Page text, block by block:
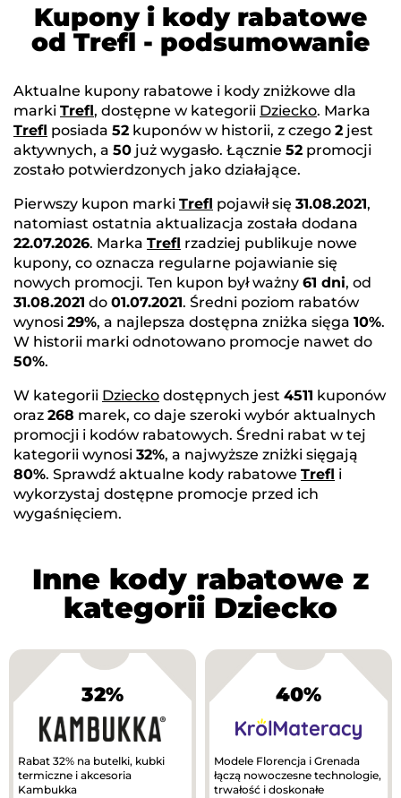
Kupony i kody rabatowe
od Trefl - podsumowanie
Aktualne kupony rabatowe i kody zniżkowe dla
marki Trefl, dostępne w kategorii Dziecko. Marka
Trefl posiada 52 kuponów w historii, z czego 2 jest
aktywnych, a 50 już wygasło. Łącznie 52 promocji
zostało potwierdzonych jako działające.
Pierwszy kupon marki Trefl pojawił się 31.08.2021,
natomiast ostatnia aktualizacja została dodana
22.07.2026. Marka Trefl rzadziej publikuje nowe
kupony, co oznacza regularne pojawianie się
nowych promocji. Ten kupon był ważny 61 dni, od
31.08.2021 do 01.07.2021. Średni poziom rabatów
wynosi 29%, a najlepsza dostępna zniżka sięga 10%.
W historii marki odnotowano promocje nawet do
50%.
W kategorii Dziecko dostępnych jest 4511 kuponów
oraz 268 marek, co daje szeroki wybór aktualnych
promocji i kodów rabatowych. Średni rabat w tej
kategorii wynosi 32%, a najwyższe zniżki sięgają
80%. Sprawdź aktualne kody rabatowe Trefl i
wykorzystaj dostępne promocje przed ich
wygaśnięciem.
Inne kody rabatowe z
kategorii Dziecko
32%
Rabat 32% na butelki, kubki
termiczne i akcesoria
Kambukka
40%
Modele Florencja i Grenada
łączą nowoczesne technologie,
trwałość i doskonałe